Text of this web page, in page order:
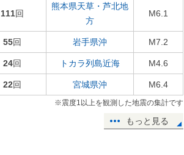
111回
熊本県天草・芦北地
方
M6.1
55回 岩手県沖 M7.2
24回 トカラ列島近海 M4.6
22回 宮城県沖 M6.4
※震度1以上を観測した地震の集計です
もっと見る